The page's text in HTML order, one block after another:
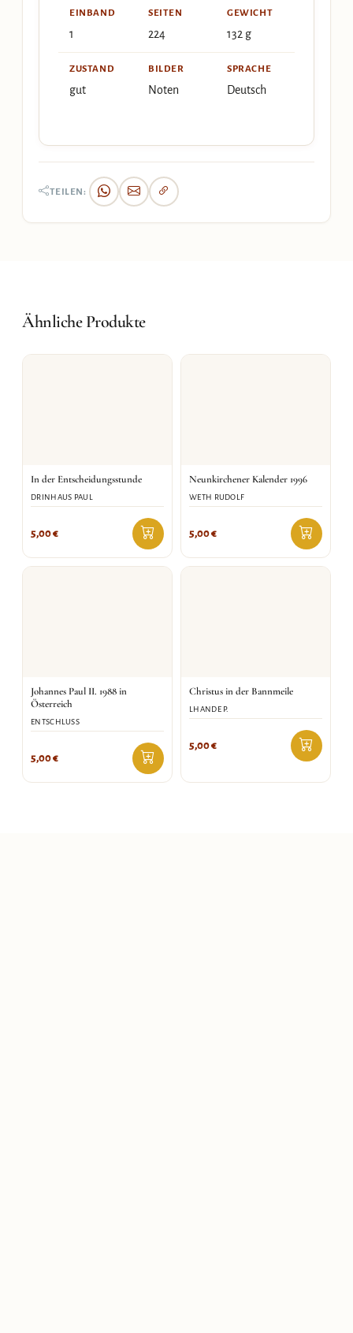
EINBAND
1
SEITEN
224
GEWICHT
132 g
ZUSTAND
gut
BILDER
Noten
SPRACHE
Deutsch
TEILEN:
Ähnliche Produkte
In der Entscheidungsstunde
DRINHAUS PAUL
5,00€
Neunkirchener Kalender 1996
WETH RUDOLF
5,00€
Johannes Paul II. 1988 in
Österreich
ENTSCHLUSS
5,00€
Christus in der Bannmeile
LHANDE P.
5,00€